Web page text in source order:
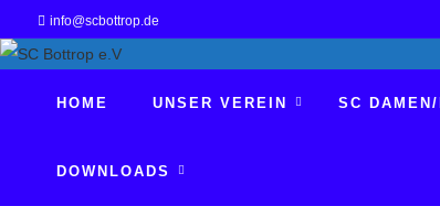
info@scbottrop.de
HOME UNSER VEREIN SC DAMEN/
DOWNLOADS